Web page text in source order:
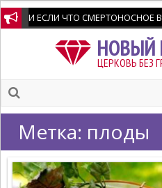
И ЕСЛИ ЧТО СМЕРТОНОСНОЕ
НОВЫЙ
ЦЕРКОВЬ БЕЗ
Метка: плоды